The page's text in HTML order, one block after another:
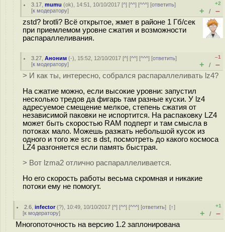
3.17 ,mumu (ok), 14:51, 10/10/2017 [^] [^^] [^^^] [ответить]
[к модератору]
+2
+ / –
zstd? brotli? Всё открытое, жмет в районе 1 Гб/сек
при приемлемом уровне сжатия и возможности
распараллеливания.
3.27 ,Аноним (-), 15:52, 12/10/2017 [^] [^^] [^^^] [ответить]
[к модератору]
–1
+ / –
> И как ты, интересно, собрался распараллеливать lz4?
На сжатие можно, если высокие уровни: запустил
несколько тредов да фигарь там разные куски. У lz4
адресуемое смещение мелкое, степень сжатия от
независимой паковки не испортится. На распаковку LZ4
может быть скоростью RAM подперт и там смысла в
потоках мало. Можешь разжать небольшой кусок из
одного и того же src в dst, посмотреть до какого космоса
LZ4 разгоняется если память быстрая.
> Вот lzma2 отлично распараллеливается.
Но его скорость работы весьма скромная и никакие
потоки ему не помогут.
2.6 ,infector(?), 10:49, 10/10/2017 [^] [^^] [^^^] [ответить][↑]
[к модератору]
+1
+ / –
Многопоточность на версию 1.2 заплонирована